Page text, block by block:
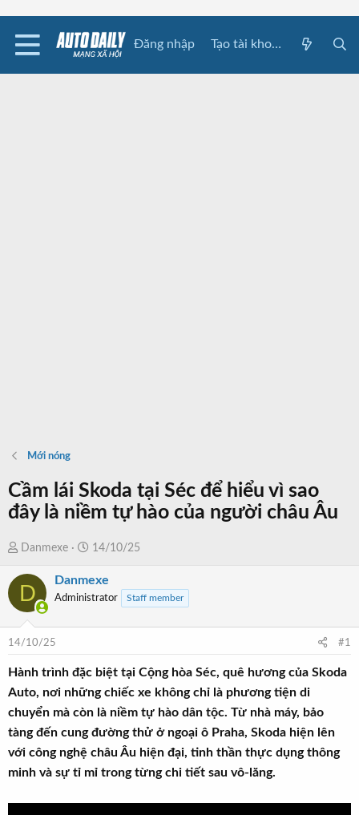
Đăng nhập Tạo tài khoản
Mới nóng
Cầm lái Skoda tại Séc để hiểu vì sao
đây là niềm tự hào của người châu Âu
T
r
e
d
t
a
r
Danmexe
N
à
y
đ
ầ
14/10/25
D Danmexe
Administrator Staff member
14/10/25 #1
Hành trình đặc biệt tại Cộng hòa Séc, quê hương của Skoda
Auto, nơi những chiếc xe không chỉ là phương tiện di
chuyển mà còn là niềm tự hào dân tộc. Từ nhà máy, bảo
tàng đến cung đường thử ở ngoại ô Praha, Skoda hiện lên
với công nghệ châu Âu hiện đại, tinh thần thực dụng thông
minh và sự tỉ mỉ trong từng chi tiết sau vô-lăng.